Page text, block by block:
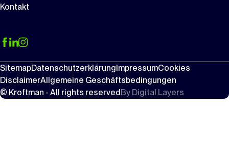
Kontakt
SitemapDatenschutzerklärungImpressumCookies
DisclaimerAllgemeine Geschäftsbedingungen
© Kroftman - All rights reservedBy Digital Layers